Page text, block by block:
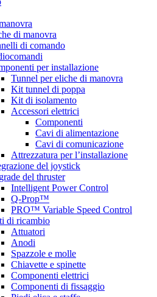
di manovra
di comando
per installazione
Tunnel per eliche di manovra
Kit tunnel di poppa
Kit di isolamento
Accessori elettrici
Componenti
Cavi di alimentazione
Cavi di comunicazione
Attrezzatura per l’installazione
del joystick
del thruster
Intelligent Power Control
Q-Prop™
PRO™ Variable Speed Control
di ricambio
Attuatori
Anodi
Spazzole e molle
Chiavette e spinette
Componenti elettrici
Componenti di fissaggio